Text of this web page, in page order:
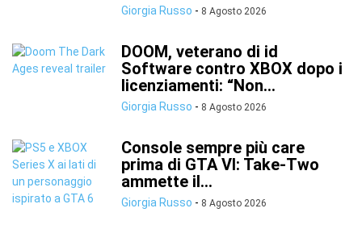
Giorgia Russo - 8 Agosto 2026
DOOM, veterano di id
Software contro XBOX dopo i
licenziamenti: “Non...
Giorgia Russo - 8 Agosto 2026
Console sempre più care
prima di GTA VI: Take-Two
ammette il...
Giorgia Russo - 8 Agosto 2026